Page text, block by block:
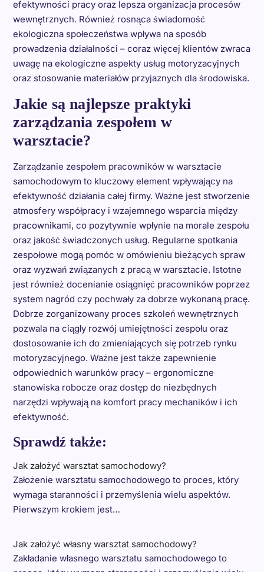
efektywności pracy oraz lepsza organizacja procesów
wewnętrznych. Również rosnąca świadomość
ekologiczna społeczeństwa wpływa na sposób
prowadzenia działalności – coraz więcej klientów zwraca
uwagę na ekologiczne aspekty usług motoryzacyjnych
oraz stosowanie materiałów przyjaznych dla środowiska.
Jakie są najlepsze praktyki
zarządzania zespołem w
warsztacie?
Zarządzanie zespołem pracowników w warsztacie
samochodowym to kluczowy element wpływający na
efektywność działania całej firmy. Ważne jest stworzenie
atmosfery współpracy i wzajemnego wsparcia między
pracownikami, co pozytywnie wpłynie na morale zespołu
oraz jakość świadczonych usług. Regularne spotkania
zespołowe mogą pomóc w omówieniu bieżących spraw
oraz wyzwań związanych z pracą w warsztacie. Istotne
jest również docenianie osiągnięć pracowników poprzez
system nagród czy pochwały za dobrze wykonaną pracę.
Dobrze zorganizowany proces szkoleń wewnętrznych
pozwala na ciągły rozwój umiejętności zespołu oraz
dostosowanie ich do zmieniających się potrzeb rynku
motoryzacyjnego. Ważne jest także zapewnienie
odpowiednich warunków pracy – ergonomiczne
stanowiska robocze oraz dostęp do niezbędnych
narzędzi wpływają na komfort pracy mechaników i ich
efektywność.
Sprawdź także:
Jak założyć warsztat samochodowy?
Założenie warsztatu samochodowego to proces, który
wymaga staranności i przemyślenia wielu aspektów.
Pierwszym krokiem jest…
Jak założyć własny warsztat samochodowy?
Zakładanie własnego warsztatu samochodowego to